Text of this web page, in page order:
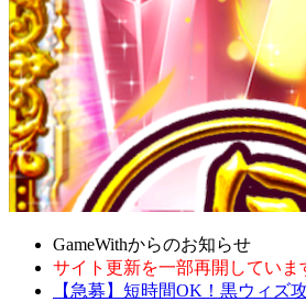
GameWithからのお知らせ
サイト更新を一部再開していま
【急募】短時間OK！黒ウィズ